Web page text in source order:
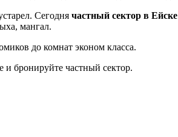
Сегодня частный сектор в Ейске
мангал.
до комнат эконом класса.
и бронируйте частный сектор.